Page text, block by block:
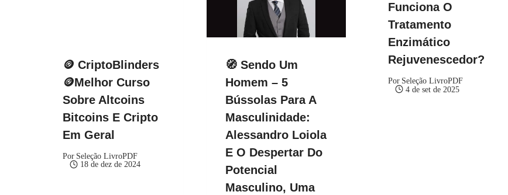
🪙 CriptoBlinders
🪙Melhor Curso
Sobre Altcoins
Bitcoins E Cripto
Em Geral
Por Seleção LivroPDF
18 de dez de 2024
🧭 Sendo Um
Homem – 5
Bússolas Para A
Masculinidade:
Alessandro Loiola
E O Despertar Do
Potencial
Masculino, Uma
Funciona O
Tratamento
Enzimático
Rejuvenescedor?
Por Seleção LivroPDF
4 de set de 2025